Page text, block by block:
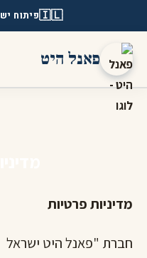
🇮🇱פיתוח
פאנל היט
מדיניות פרטיות
חברת "פאנל היט ישראל